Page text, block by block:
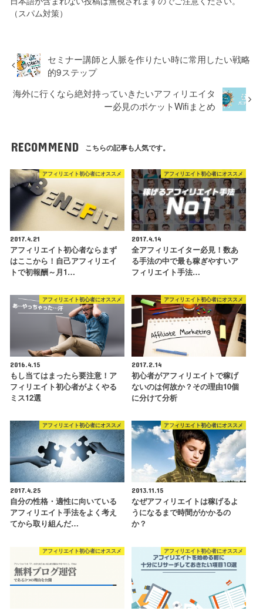
（スパム対策）
セミナー講師と人脈を作りたい時に常用したい戦略
的9ステップ
海外に行くなら絶対持っていきたいアフィリエイタ
ー必見のポケットWifiまとめ
RECOMMEND こちらの記事も人気です。
アフィリエイト初心者にオススメ
2017.4.21
アフィリエイト初心者ならまず
はここから！自己アフィリエイ
トで初報酬～月1…
アフィリエイト初心者にオススメ
2017.4.14
全アフィリエイター必見！数あ
る手法の中で最も稼ぎやすいア
フィリエイト手法…
アフィリエイト初心者にオススメ
2016.4.15
もし当てはまったら要注意！ア
フィリエイト初心者がよくやる
ミス12選
アフィリエイト初心者にオススメ
2017.2.14
初心者がアフィリエイトで稼げ
ないのは何故か？その理由10個
に分けて分析
アフィリエイト初心者にオススメ
2017.4.25
自分の性格・適性に向いている
アフィリエイト手法をよく考え
てから取り組んだ…
アフィリエイト初心者にオススメ
2013.11.15
なぜアフィリエイトは稼げるよ
うになるまで時間がかかるの
か？
アフィリエイト初心者にオススメ アフィリエイト初心者にオススメ